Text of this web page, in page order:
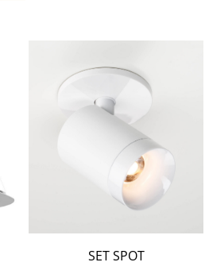
SET SPOT